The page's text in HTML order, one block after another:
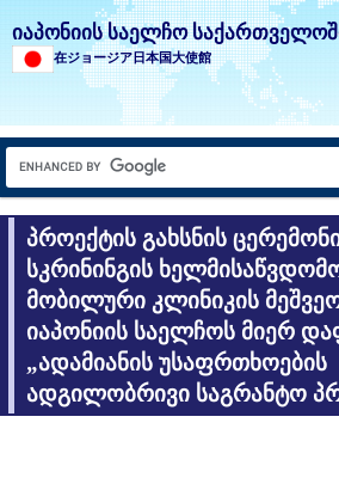
იაპონიის საელჩო
在ジョージア日本国大使館
პროექტის გახსნის
სკრინინგის
მობილური კლინიკის
იაპონიის საელჩოს მიერ
„ადამიანის უსაფრთხოების
ადგილობრივი საგრანტო